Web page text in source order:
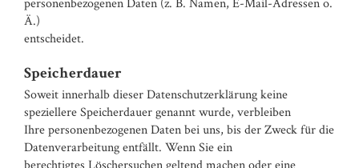
Ä.)
entscheidet.
Speicherdauer
Soweit innerhalb dieser Datenschutzerklärung keine
speziellere Speicherdauer genannt wurde, verbleiben
Ihre personenbezogenen Daten bei uns, bis der Zweck für die
Datenverarbeitung entfällt. Wenn Sie ein
berechtigtes Löschersuchen geltend machen oder eine